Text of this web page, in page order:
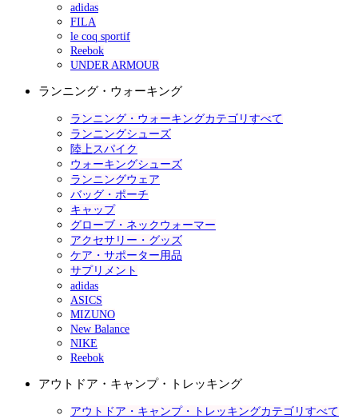
adidas
FILA
le coq sportif
Reebok
UNDER ARMOUR
ランニング・ウォーキング
ランニング・ウォーキングカテゴリすべて
ランニングシューズ
陸上スパイク
ウォーキングシューズ
ランニングウェア
バッグ・ポーチ
キャップ
グローブ・ネックウォーマー
アクセサリー・グッズ
ケア・サポーター用品
サプリメント
adidas
ASICS
MIZUNO
New Balance
NIKE
Reebok
アウトドア・キャンプ・トレッキング
アウトドア・キャンプ・トレッキングカテゴリすべて